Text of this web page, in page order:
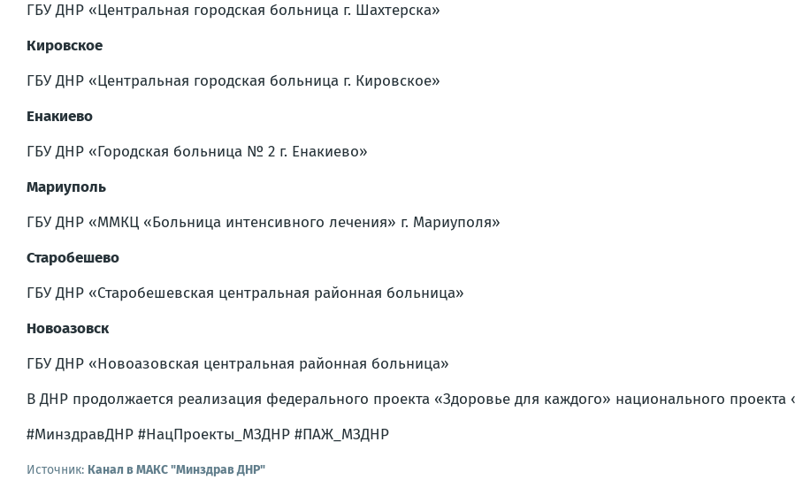
ГБУ ДНР «Центральная городская больница г. Шахтерска»
Кировское
ГБУ ДНР «Центральная городская больница г. Кировское»
Енакиево
ГБУ ДНР «Городская больница № 2 г. Енакиево»
Мариуполь
ГБУ ДНР «ММКЦ «Больница интенсивного лечения» г. Мариуполя»
Старобешево
ГБУ ДНР «Старобешевская центральная районная больница»
Новоазовск
ГБУ ДНР «Новоазовская центральная районная больница»
В ДНР продолжается реализация федерального проекта «Здоровье для каждого» национального
#МинздравДНР #НацПроекты_МЗДНР #ПАЖ_МЗДНР
Источник: Канал в МАКС "Минздрав ДНР"